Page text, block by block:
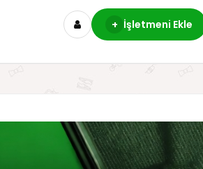
+ İşletmeni Ekle